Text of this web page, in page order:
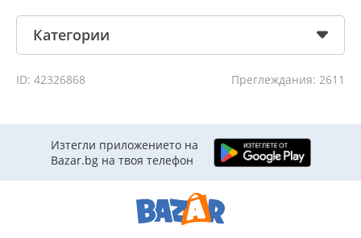
Категории
ID: 42326868 Преглеждания: 2611
Изтегли приложението на
Bazar.bg на твоя телефон